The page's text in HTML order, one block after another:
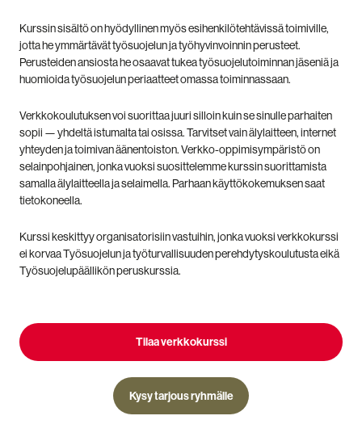
Kurssin sisältö on hyödyllinen myös esihenkilötehtävissä toimiville,
jotta he ymmärtävät työsuojelun ja työhyvinvoinnin perusteet.
Perusteiden ansiosta he osaavat tukea työsuojelutoiminnan jäseniä ja
huomioida työsuojelun periaatteet omassa toiminnassaan.
Verkkokoulutuksen voi suorittaa juuri silloin kuin se sinulle parhaiten
sopii — yhdeltä istumalta tai osissa. Tarvitset vain älylaitteen, internet
yhteyden ja toimivan äänentoiston. Verkko-oppimisympäristö on
selainpohjainen, jonka vuoksi suosittelemme kurssin suorittamista
samalla älylaitteella ja selaimella. Parhaan käyttökokemuksen saat
tietokoneella.
Kurssi keskittyy organisatorisiin vastuihin, jonka vuoksi verkkokurssi
ei korvaa Työsuojelun ja työturvallisuuden perehdytyskoulutusta eikä
Työsuojelupäällikön peruskurssia.
Tilaa verkkokurssi
Kysy tarjous ryhmälle